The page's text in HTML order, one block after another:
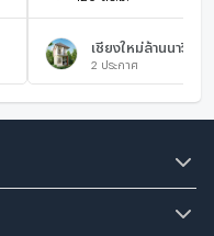
เชียงใหม่ล้านนาวิลเ
2 ประกาศ